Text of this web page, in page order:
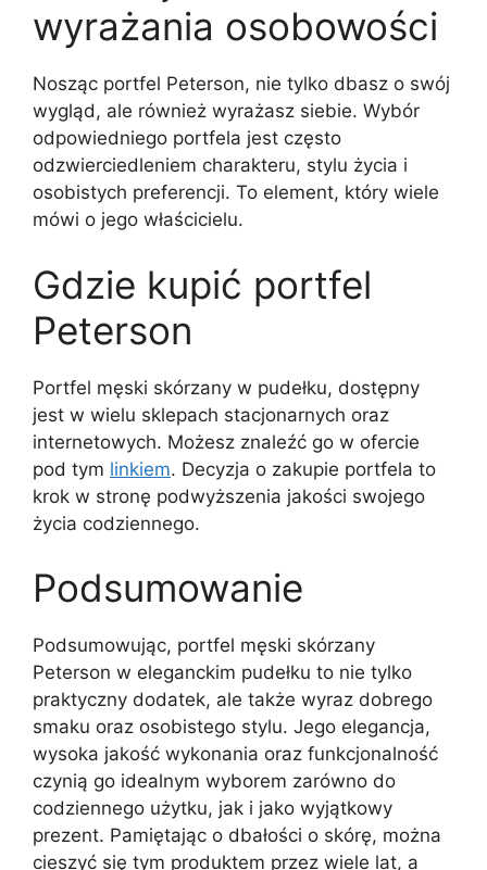
wyrażania osobowości
Nosząc portfel Peterson, nie tylko dbasz o swój
wygląd, ale również wyrażasz siebie. Wybór
odpowiedniego portfela jest często
odzwierciedleniem charakteru, stylu życia i
osobistych preferencji. To element, który wiele
mówi o jego właścicielu.
Gdzie kupić portfel
Peterson
Portfel męski skórzany w pudełku, dostępny
jest w wielu sklepach stacjonarnych oraz
internetowych. Możesz znaleźć go w ofercie
pod tym linkiem. Decyzja o zakupie portfela to
krok w stronę podwyższenia jakości swojego
życia codziennego.
Podsumowanie
Podsumowując, portfel męski skórzany
Peterson w eleganckim pudełku to nie tylko
praktyczny dodatek, ale także wyraz dobrego
smaku oraz osobistego stylu. Jego elegancja,
wysoka jakość wykonania oraz funkcjonalność
czynią go idealnym wyborem zarówno do
codziennego użytku, jak i jako wyjątkowy
prezent. Pamiętając o dbałości o skórę, można
cieszyć się tym produktem przez wiele lat, a